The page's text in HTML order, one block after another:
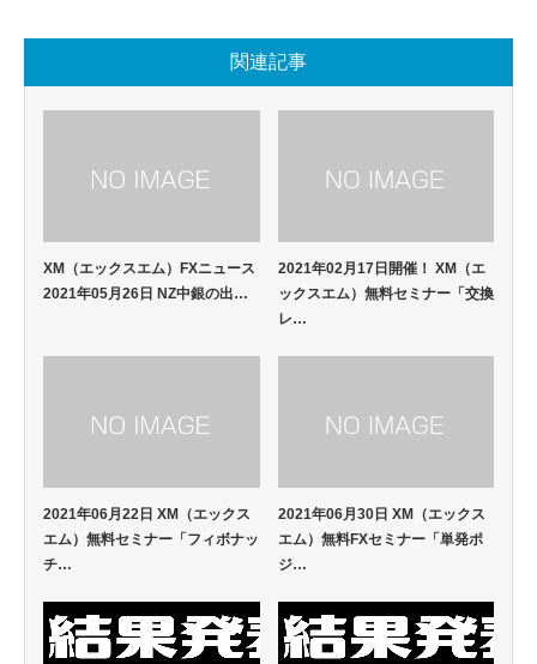
関連記事
XM（エックスエム）FXニュース
2021年05月26日 NZ中銀の出…
2021年02月17日開催！ XM（エ
ックスエム）無料セミナー「交換
レ…
2021年06月22日 XM（エックス
エム）無料セミナー「フィボナッ
チ…
2021年06月30日 XM（エックス
エム）無料FXセミナー「単発ポ
ジ…